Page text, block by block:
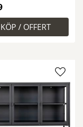
Lägg